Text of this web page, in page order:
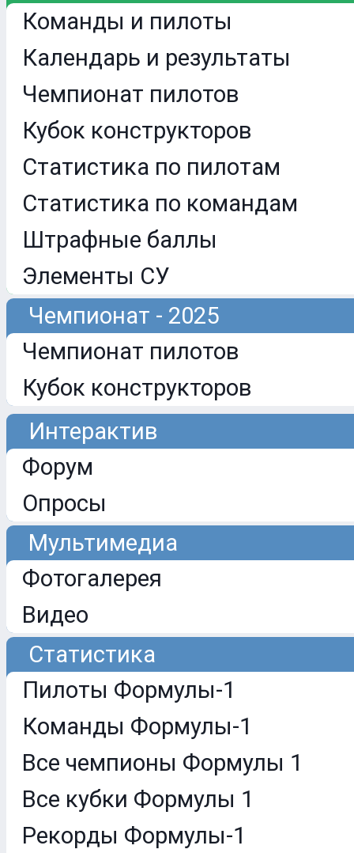
Команды и пилоты
Календарь и результаты
Чемпионат пилотов
Кубок конструкторов
Статистика по пилотам
Статистика по командам
Штрафные баллы
Элементы СУ
Чемпионат - 2025
Чемпионат пилотов
Кубок конструкторов
Интерактив
Форум
Опросы
Мультимедиа
Фотогалерея
Видео
Статистика
Пилоты Формулы-1
Команды Формулы-1
Все чемпионы Формулы 1
Все кубки Формулы 1
Рекорды Формулы-1